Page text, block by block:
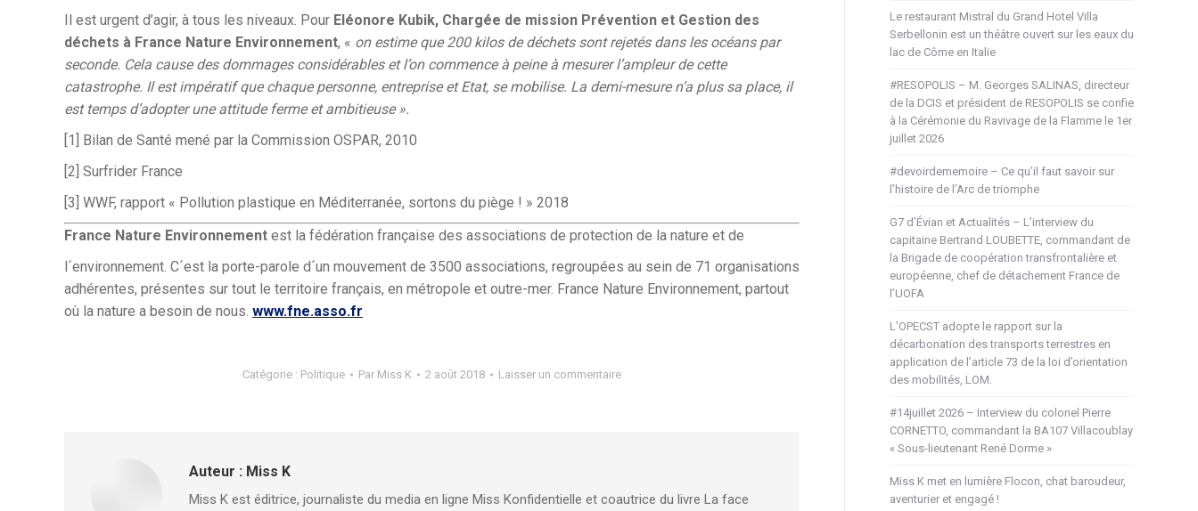
Il est urgent d’agir, à tous les niveaux. Pour Eléonore Kubik, Chargée de mission Prévention et Gestion des
déchets à France Nature Environnement, « on estime que 200 kilos de déchets sont rejetés dans les océans par
seconde. Cela cause des dommages considérables et l’on commence à peine à mesurer l’ampleur de cette
catastrophe. Il est impératif que chaque personne, entreprise et Etat, se mobilise. La demi-mesure n’a plus sa place, il
est temps d’adopter une attitude ferme et ambitieuse ».
[1] Bilan de Santé mené par la Commission OSPAR, 2010
[2] Surfrider France
[3] WWF, rapport « Pollution plastique en Méditerranée, sortons du piège ! » 2018
France Nature Environnement est la fédération française des associations de protection de la nature et de
l´environnement. C´est la porte-parole d´un mouvement de 3500 associations, regroupées au sein de 71 organisations
adhérentes, présentes sur tout le territoire français, en métropole et outre-mer. France Nature Environnement, partout
où la nature a besoin de nous. www.fne.asso.fr
Catégorie : Politique Par Miss K 2 août 2018 Laisser un commentaire
Auteur : Miss K
Miss K est éditrice, journaliste du media en ligne Miss Konfidentielle et coautrice du livre La face
Le restaurant Mistral du Grand Hotel Villa
Serbellonin est un théâtre ouvert sur les eaux du
lac de Côme en Italie
#RESOPOLIS – M. Georges SALINAS, directeur
de la DCIS et président de RESOPOLIS se confie
à la Cérémonie du Ravivage de la Flamme le 1er
juillet 2026
#devoirdememoire – Ce qu’il faut savoir sur
l’histoire de l’Arc de triomphe
G7 d’Évian et Actualités – L’interview du
capitaine Bertrand LOUBETTE, commandant de
la Brigade de coopération transfrontalière et
européenne, chef de détachement France de
l’UOFA
L’OPECST adopte le rapport sur la
décarbonation des transports terrestres en
application de l’article 73 de la loi d’orientation
des mobilités, LOM.
#14juillet 2026 – Interview du colonel Pierre
CORNETTO, commandant la BA107 Villacoublay
« Sous-lieutenant René Dorme »
Miss K met en lumière Flocon, chat baroudeur,
aventurier et engagé !